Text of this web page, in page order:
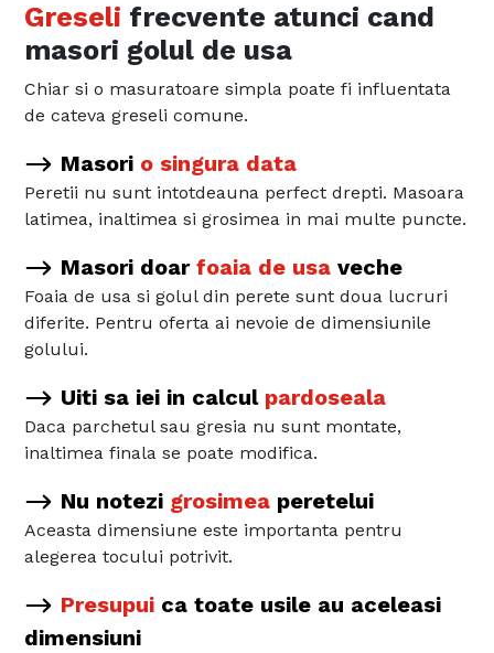
Greseli frecvente atunci cand
masori golul de usa
Chiar si o masuratoare simpla poate fi influentata
de cateva greseli comune.
Masori o singura data
Peretii nu sunt intotdeauna perfect drepti. Masoara
latimea, inaltimea si grosimea in mai multe puncte.
Masori doarfoaia de usa veche
Foaia de usa si golul din perete sunt doua lucruri
diferite. Pentru oferta ai nevoie de dimensiunile
golului.
Uiti sa iei in calcul pardoseala
Daca parchetul sau gresia nu sunt montate,
inaltimea finala se poate modifica.
Nu notezi grosimea peretelui
Aceasta dimensiune este importanta pentru
alegerea tocului potrivit.
Presupui ca toate usile au aceleasi
dimensiuni